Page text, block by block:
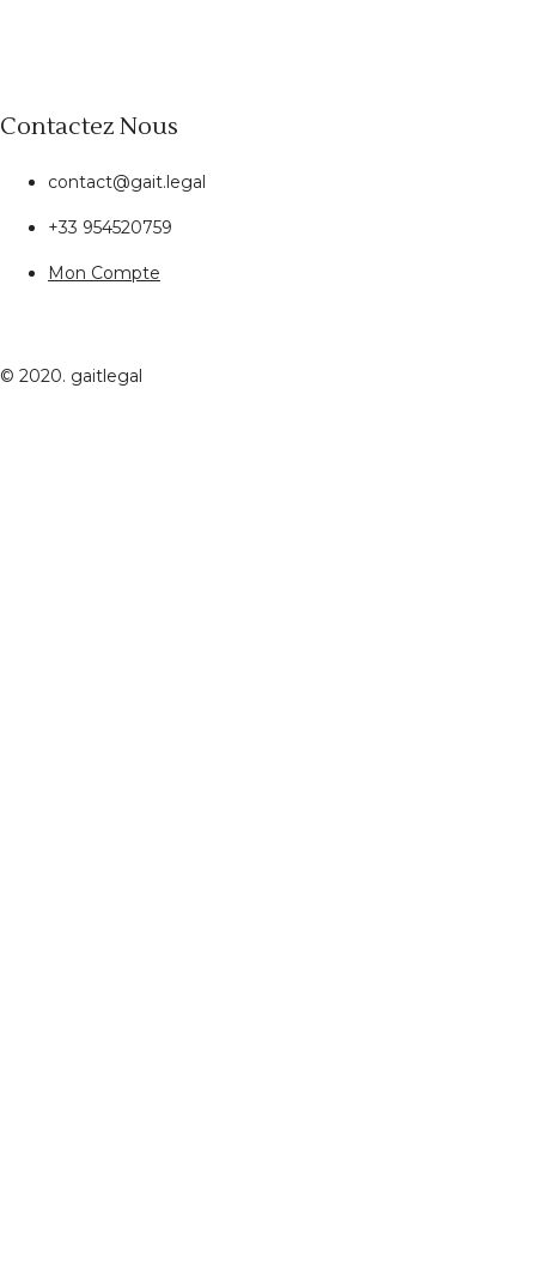
Contactez Nous
contact@gait.legal
+33 954520759
Mon Compte
© 2020. gaitlegal